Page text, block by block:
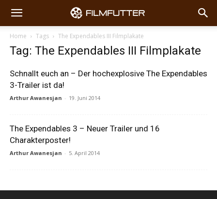
Home Tags The Expendables III Filmplakate
Tag: The Expendables III Filmplakate
Schnallt euch an – Der hochexplosive The Expendables
3-Trailer ist da!
Arthur Awanesjan - 19. Juni 2014
The Expendables 3 – Neuer Trailer und 16
Charakterposter!
Arthur Awanesjan - 5. April 2014